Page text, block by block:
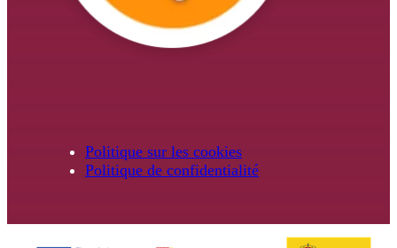
Politique sur les cookies
Politique de confidentialité